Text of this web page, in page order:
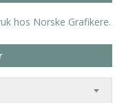
hos Norske Grafikere.